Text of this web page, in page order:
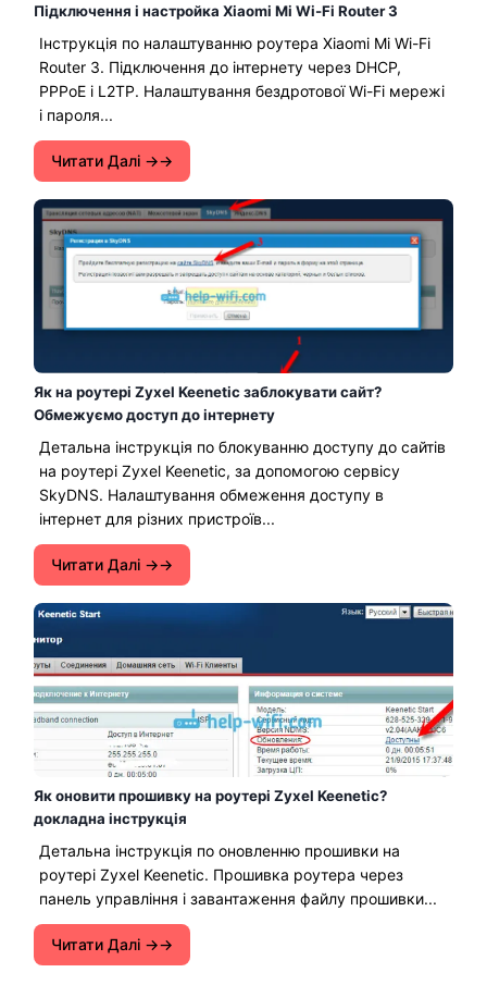
Підключення і настройка Xiaomi Mi Wi-Fi Router 3
Інструкція по налаштуванню роутера Xiaomi Mi Wi-Fi
Router 3. Підключення до інтернету через DHCP,
PPPoE і L2TP. Налаштування бездротової Wi-Fi мережі
і пароля...
Читати Далі →
Як на роутері Zyxel Keenetic заблокувати сайт?
Обмежуємо доступ до інтернету
Детальна інструкція по блокуванню доступу до сайтів
на роутері Zyxel Keenetic, за допомогою сервісу
SkyDNS. Налаштування обмеження доступу в
інтернет для різних пристроїв...
Читати Далі →
Як оновити прошивку на роутері Zyxel Keenetic?
докладна інструкція
Детальна інструкція по оновленню прошивки на
роутері Zyxel Keenetic. Прошивка роутера через
панель управління і завантаження файлу прошивки...
Читати Далі →